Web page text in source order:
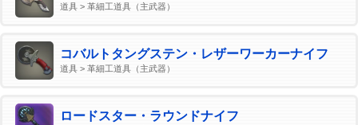
道具 > 革細工道具（主武器）
コバルトタングステン・レザーワーカーナイフ
道具 > 革細工道具（主武器）
ロードスター・ラウンドナイフ